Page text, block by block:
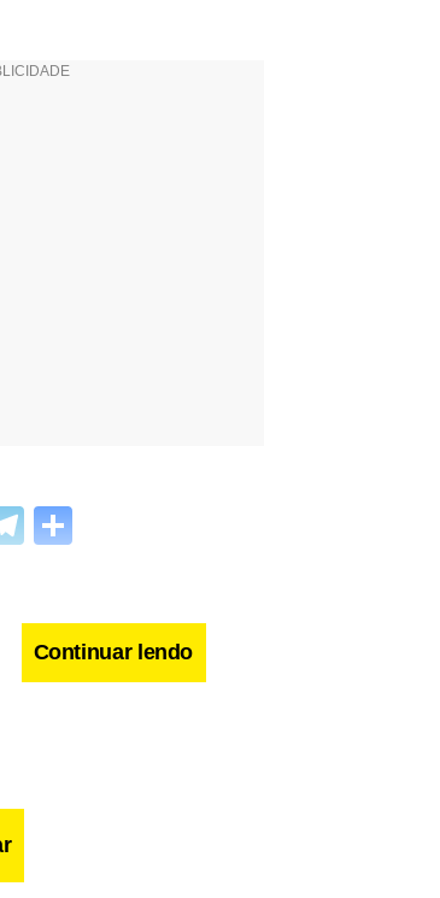
Telegram
Continuar lendo